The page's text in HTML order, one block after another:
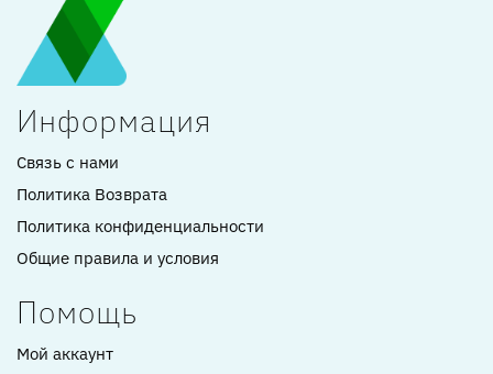
Информация
Связь с нами
Политика Возврата
Политика конфиденциальности
Общие правила и условия
Помощь
Мой аккаунт